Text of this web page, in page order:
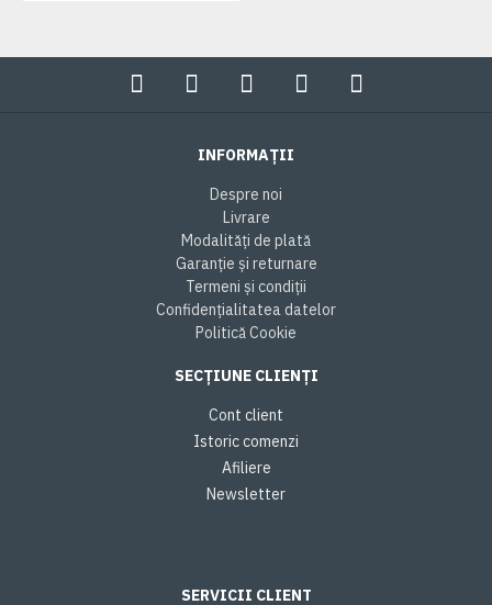
INFORMAȚII
Despre noi
Livrare
Modalități de plată
Garanție și returnare
Termeni și condiții
Confidențialitatea datelor
Politică Cookie
SECȚIUNE CLIENȚI
Cont client
Istoric comenzi
Afiliere
Newsletter
SERVICII CLIENT